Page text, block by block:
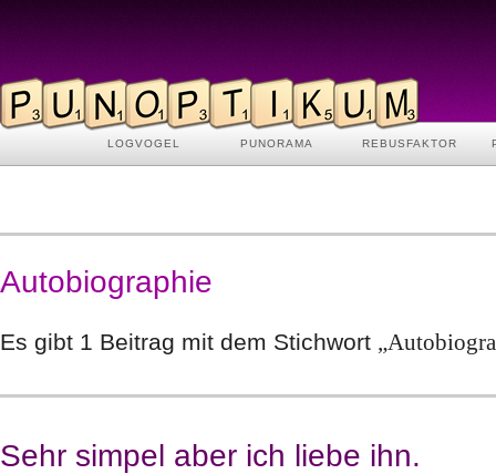
LOGVOGEL PUNORAMA REBUSFAKTOR
Autobiographie
Es gibt 1 Beitrag mit dem Stichwort
Sehr simpel aber ich liebe ihn.